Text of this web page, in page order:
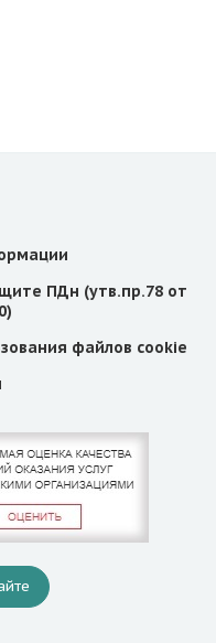
ПДн (утв.пр.78 от
файлов cookie